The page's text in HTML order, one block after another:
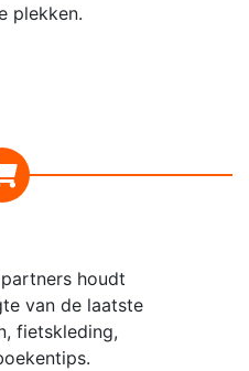
plekken.
houdt
van de laatste
fietskleding,